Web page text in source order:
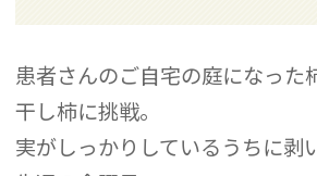
患者さんのご自宅の庭になった
干し柿に挑戦。
実がしっかりしているうちに剥